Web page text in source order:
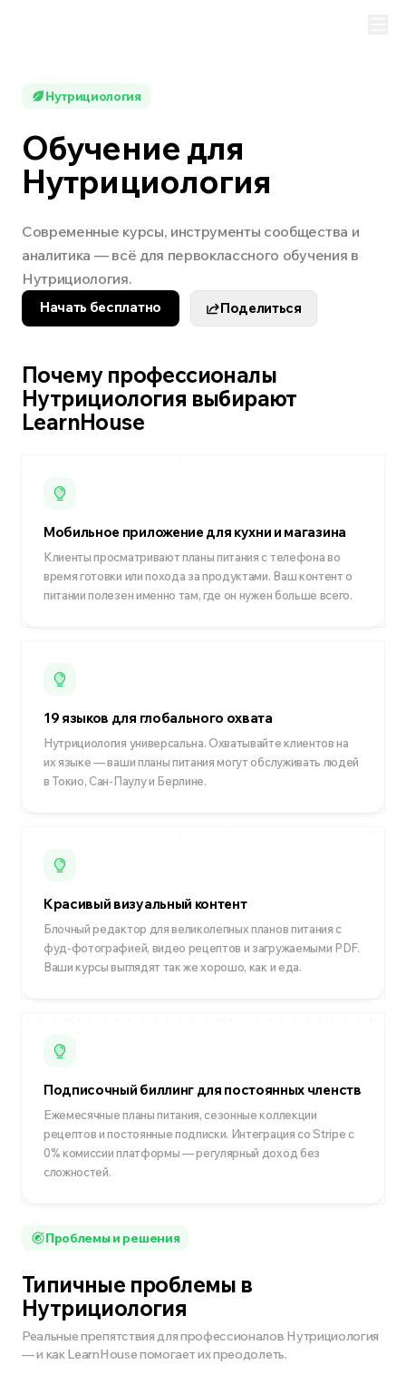
Нутрициология
Обучение для
Нутрициология
Современные курсы, инструменты сообщества и
аналитика — всё для первоклассного обучения в
Нутрициология.
Начать бесплатно Поделиться
Почему профессионалы
Нутрициология выбирают
LearnHouse
Мобильное приложение для кухни и магазина
Клиенты просматривают планы питания с телефона во
время готовки или похода за продуктами. Ваш контент о
питании полезен именно там, где он нужен больше всего.
19 языков для глобального охвата
Нутрициология универсальна. Охватывайте клиентов на
их языке — ваши планы питания могут обслуживать людей
в Токио, Сан-Паулу и Берлине.
Красивый визуальный контент
Блочный редактор для великолепных планов питания с
фуд-фотографией, видео рецептов и загружаемыми PDF.
Ваши курсы выглядят так же хорошо, как и еда.
Подписочный биллинг для постоянных членств
Ежемесячные планы питания, сезонные коллекции
рецептов и постоянные подписки. Интеграция со Stripe с
0% комиссии платформы — регулярный доход без
сложностей.
Проблемы и решения
Типичные проблемы в
Нутрициология
Реальные препятствия для профессионалов Нутрициология
— и как LearnHouse помогает их преодолеть.